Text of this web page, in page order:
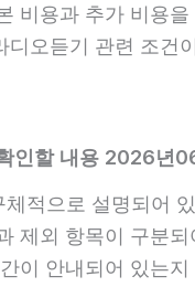
비용과 추가 비용
디오듣기 관련 조건
인할 내용 2026년
적으로 설명되어
제외 항목이 구분되
이 안내되어 있는지